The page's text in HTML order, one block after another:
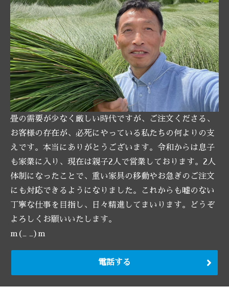
畳の需要が少なく厳しい時代ですが、ご注文くださる、
お客様の存在が、必死にやっている私たちの何よりの支
えです。本当にありがとうございます。令和からは息子
も家業に入り、現在は親子2人で営業しております。2人
体制になったことで、重い家具の移動やお急ぎのご注文
にも対応できるようになりました。これからも嘘のない
丁寧な仕事を目指し、日々精進してまいります。どうぞ
よろしくお願いいたします。
m(_ _)m
電話する